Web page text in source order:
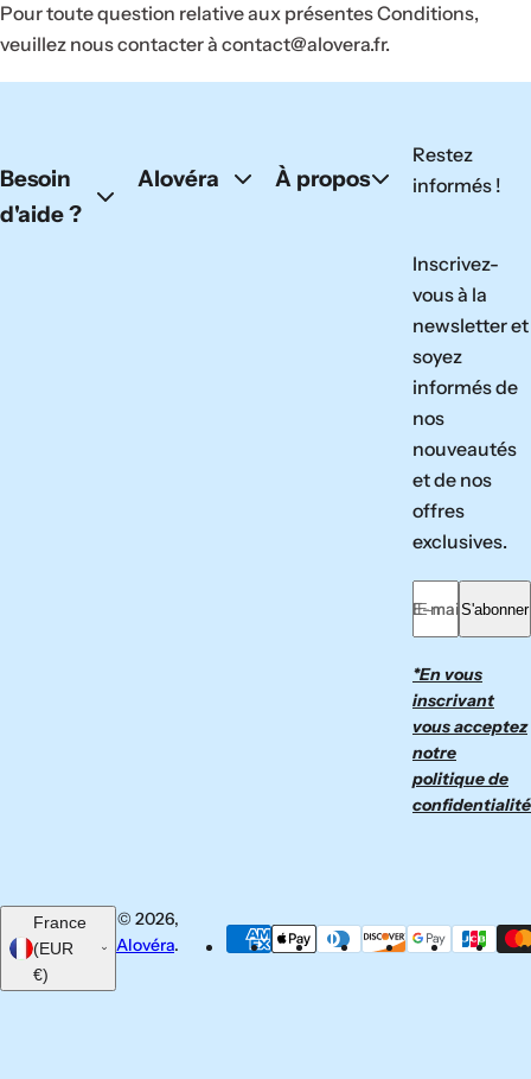
Pour toute question relative aux présentes Conditions,
veuillez nous contacter à contact@alovera.fr.
Besoin
d'aide ?
Alovéra À propos
Restez
informés !
Inscrivez-
vous à la
newsletter et
soyez
informés de
nos
nouveautés
et de nos
offres
exclusives.
E-mail *S'abonner
*En vous
inscrivant
vous acceptez
notre
politique de
confidentialité
France
(EUR
€)
© 2026,
Alovéra.